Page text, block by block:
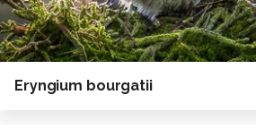
Eryngium bourgatii